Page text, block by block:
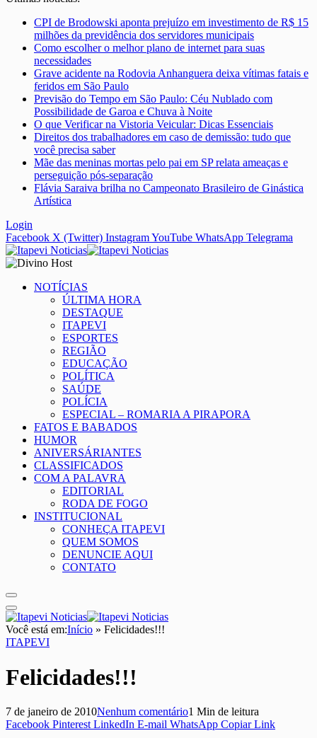
CPI de Brodowski aponta prejuízo em investimento de R$ 15
milhões da previdência dos servidores municipais
Como escolher o melhor plano de internet para suas
necessidades
Grave acidente na Rodovia Anhanguera deixa vítimas fatais e
feridos em São Paulo
Previsão do Tempo em São Paulo: Céu Nublado com
Possibilidade de Garoa e Chuva à Noite
O que Verificar na Vistoria Veicular: Dicas Essenciais
Direitos dos trabalhadores em caso de demissão: tudo que
você precisa saber
Mãe das meninas mortas pelo pai em SP relata ameaças e
perseguição pós-separação
Flávia Saraiva brilha no Campeonato Brasileiro de Ginástica
Artística
Login
Facebook X (Twitter) InstagramYouTube WhatsApp Telegrama
NOTÍCIAS
ÚLTIMA HORA
DESTAQUE
ITAPEVI
ESPORTES
REGIÃO
EDUCAÇÃO
POLÍTICA
SAÚDE
POLÍCIA
ESPECIAL – ROMARIA A PIRAPORA
FATOS E BABADOS
HUMOR
ANIVERSÁRIANTES
CLASSIFICADOS
COM A PALAVRA
EDITORIAL
RODA DE FOGO
INSTITUCIONAL
CONHEÇA ITAPEVI
QUEM SOMOS
DENUNCIE AQUI
CONTATO
Você está em:Início » Felicidades!!!
ITAPEVI
Felicidades!!!
7 de janeiro de 2010Nenhum comentário1 Min de leitura
Facebook Pinterest LinkedIn E-mail WhatsApp Copiar Link